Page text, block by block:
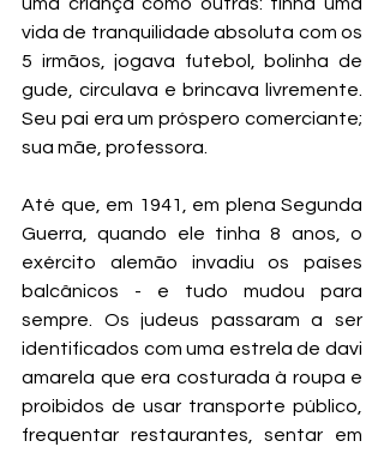
uma criança como outras: tinha uma
vida de tranquilidade absoluta com os
5 irmãos, jogava futebol, bolinha de
gude, circulava e brincava livremente.
Seu pai era um próspero comerciante;
sua mãe, professora.
Até que, em 1941, em plena Segunda
Guerra, quando ele tinha 8 anos, o
exército alemão invadiu os países
balcânicos - e tudo mudou para
sempre. Os judeus passaram a ser
identificados com uma estrela de davi
amarela que era costurada à roupa e
proibidos de usar transporte público,
frequentar restaurantes, sentar em